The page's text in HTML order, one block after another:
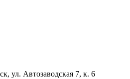
ул. Автозаводская 7, к. 6